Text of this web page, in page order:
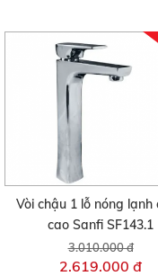
Vòi chậu 1 lỗ nóng lạnh
cao Sanfi SF143.1
3.010.000 đ
2.619.000 đ